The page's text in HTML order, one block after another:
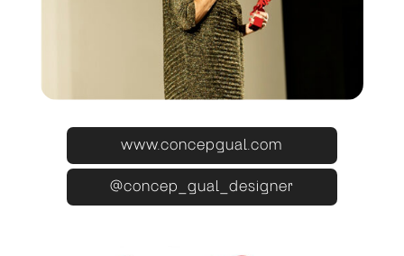
www.concepgual.com
@concep_gual_designer